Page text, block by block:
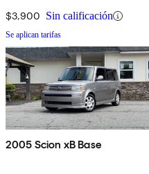
$3,900 Sin calificación
Se aplican tarifas
2005 Scion xB Base